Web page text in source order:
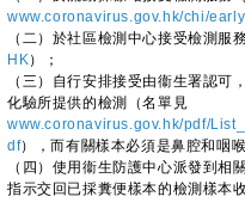
www.coronavirus.gov.hk/chi/
（二）於社區檢測中心接受檢測服
HK）；
（三）自行安排接受由衞生署認
化驗所提供的檢測（名單見
www.coronavirus.gov.hk/pdf/
df），而有關樣本必須是鼻腔和咽
（四）使用衞生防護中心派發到相
指示交回已採糞便樣本的檢測樣本收